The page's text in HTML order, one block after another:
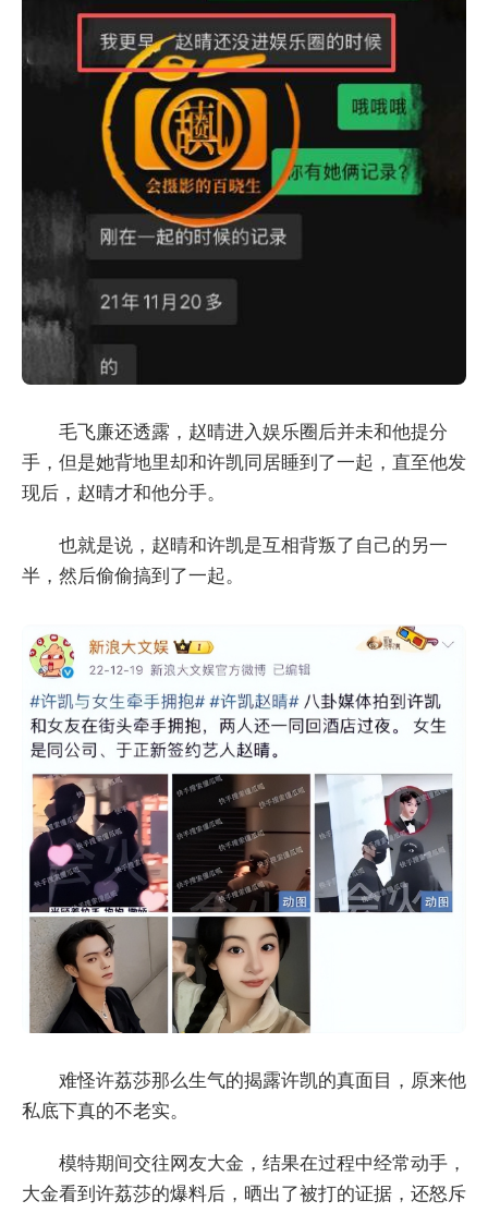
毛飞廉还透露，赵晴进入娱乐圈后并未和他提分
手，但是她背地里却和许凯同居睡到了一起，直至他发
现后，赵晴才和他分手。
也就是说，赵晴和许凯是互相背叛了自己的另一
半，然后偷偷搞到了一起。
难怪许荔莎那么生气的揭露许凯的真面目，原来他
私底下真的不老实。
模特期间交往网友大金，结果在过程中经常动手，
大金看到许荔莎的爆料后，晒出了被打的证据，还怒斥